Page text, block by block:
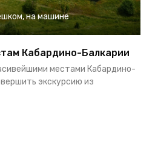
, на машине
Кабардино-Балкарии
местами Кабардино-
экскурсию из